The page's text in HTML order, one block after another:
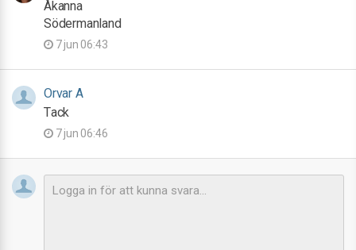
Åkanna
Södermanland
7 jun 06:43
Orvar A
Tack
7 jun 06:46